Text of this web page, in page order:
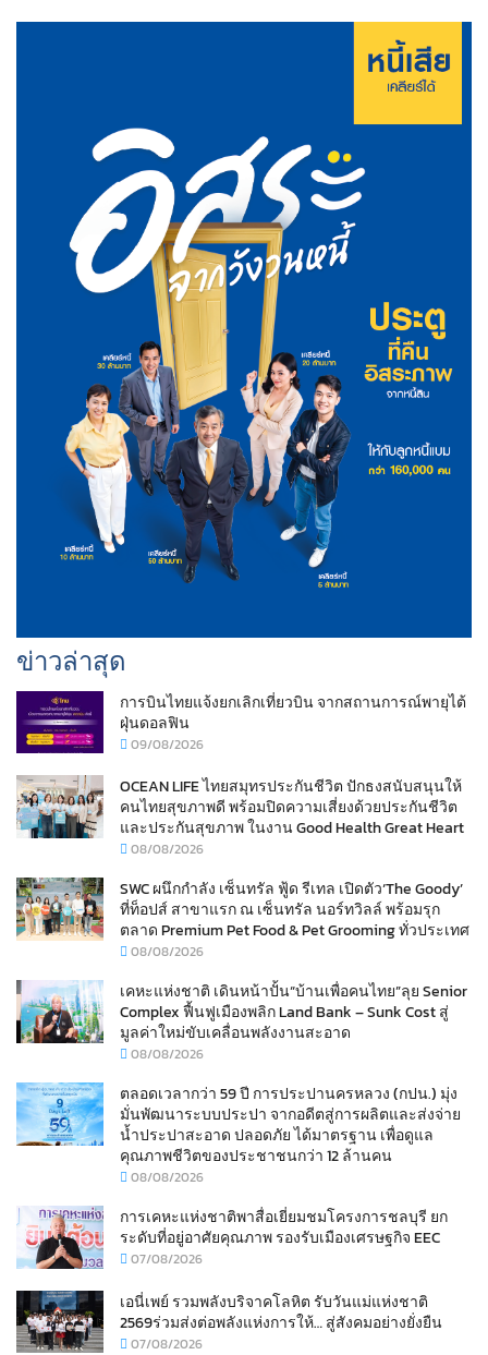
ข่าวล่าสุด
การบินไทยแจ้งยกเลิกเที่ยวบิน จากสถานการณ์พายุไต้
ฝุ่นดอลฟิน
09/08/2026
OCEAN LIFE ไทยสมุทรประกันชีวิต ปักธงสนับสนุนให้
คนไทยสุขภาพดี พร้อมปิดความเสี่ยงด้วยประกันชีวิต
และประกันสุขภาพ ในงาน Good Health Great Heart
08/08/2026
SWC ผนึกกำลัง เซ็นทรัล ฟู้ด รีเทล เปิดตัว‘The Goody’
ที่ท็อปส์ สาขาแรก ณ เซ็นทรัล นอร์ทวิลล์ พร้อมรุก
ตลาด Premium Pet Food & Pet Grooming ทั่วประเทศ
08/08/2026
เคหะแห่งชาติ เดินหน้าปั้น“บ้านเพื่อคนไทย”ลุย Senior
Complex ฟื้นฟูเมืองพลิก Land Bank – Sunk Cost สู่
มูลค่าใหม่ขับเคลื่อนพลังงานสะอาด
08/08/2026
ตลอดเวลากว่า 59 ปี การประปานครหลวง (กปน.) มุ่ง
มั่นพัฒนาระบบประปา จากอดีตสู่การผลิตและส่งจ่าย
น้ำประปาสะอาด ปลอดภัย ได้มาตรฐาน เพื่อดูแล
คุณภาพชีวิตของประชาชนกว่า 12 ล้านคน
08/08/2026
การเคหะแห่งชาติพาสื่อเยี่ยมชมโครงการชลบุรี ยก
ระดับที่อยู่อาศัยคุณภาพ รองรับเมืองเศรษฐกิจ EEC
07/08/2026
เอนี่เพย์ รวมพลังบริจาคโลหิต รับวันแม่แห่งชาติ
2569ร่วมส่งต่อพลังแห่งการให้… สู่สังคมอย่างยั่งยืน
07/08/2026